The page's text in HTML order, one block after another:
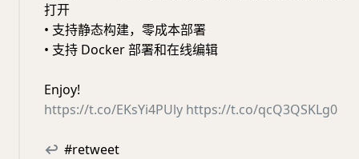
打开
• 支持静态构建，零成本部署
• 支持 Docker 部署和在线编辑
Enjoy!
https://t.co/EKsYi4PUly https://t.co/qcQ3QSKLg0
↩ #retweet